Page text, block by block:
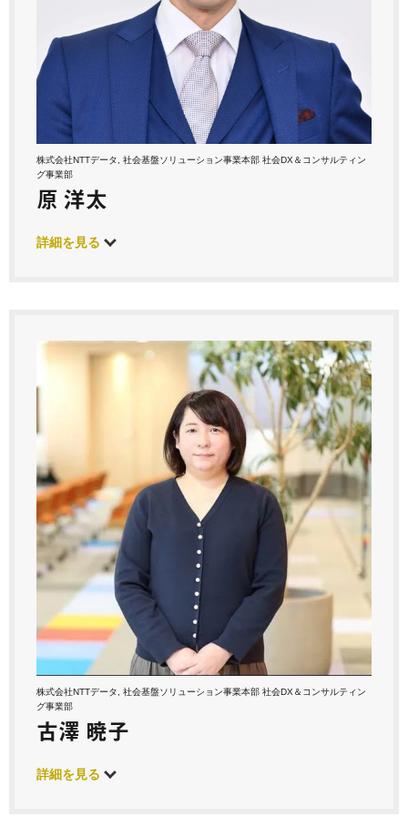
株式会社NTTデータ, 社会基盤ソリューション事業本部 社会DX＆コンサルティン
グ事業部
原 洋太
詳細を見る
株式会社NTTデータ, 社会基盤ソリューション事業本部 社会DX＆コンサルティン
グ事業部
古澤 暁子
詳細を見る